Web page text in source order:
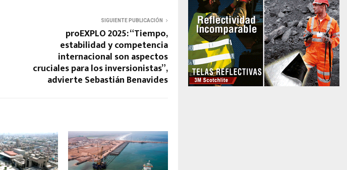
SIGUIENTE PUBLICACIÓN
proEXPLO 2025: “Tiempo,
estabilidad y competencia
internacional son aspectos
cruciales para los inversionistas”,
advierte Sebastián Benavides